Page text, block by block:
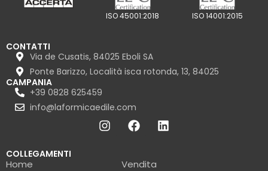
ISO 45001:2018 ISO 14001:2015
CONTATTI
Via de Cusatis, 84025 Eboli SA
Ponte Barizzo, Località isca rotonda, 13, 84025
CAMPANIA
+39 0828 625459
info@laformicaedile.com
COLLEGAMENTI
Home
Vendita